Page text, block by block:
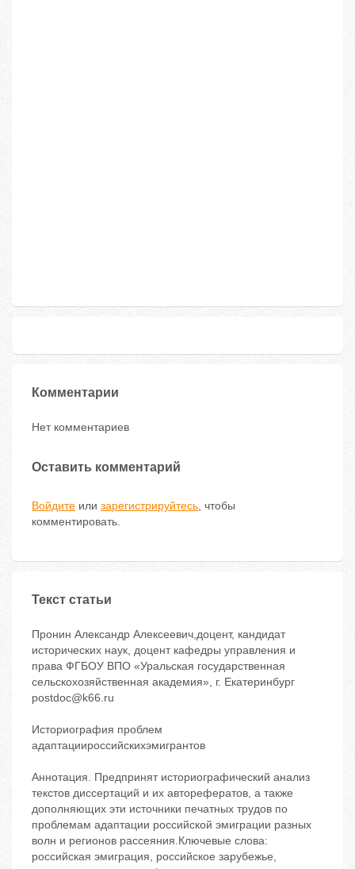
Комментарии
Нет комментариев
Оставить комментарий
Войдите или зарегистрируйтесь, чтобы
комментировать.
Текст статьи
Пронин Александр Алексеевич,доцент, кандидат
исторических наук, доцент кафедры управления и
права ФГБОУ ВПО «Уральская государственная
сельскохозяйственная академия», г. Екатеринбург
postdoc@k66.ru
Историография проблем
адаптациироссийскихэмигрантов
Аннотация. Предпринят историографический анализ
текстов диссертаций и их авторефератов, а также
дополняющих эти источники печатных трудов по
проблемам адаптации российской эмиграции разных
волн и регионов рассеяния.Ключевые слова:
российская эмиграция, российское зарубежье,